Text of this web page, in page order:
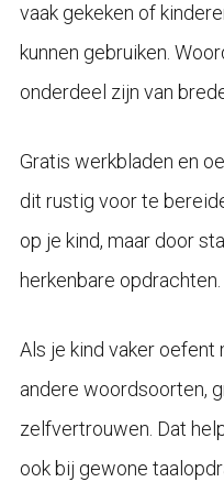
vaak gekeken of
kunnen gebruiken.
onderdeel zijn van
Gratis werkbladen en
dit rustig voor te
op je kind, maar door
herkenbare opdrachten.
Als je kind vaker oefent
andere woordsoorten,
zelfvertrouwen. Dat
ook bij gewone